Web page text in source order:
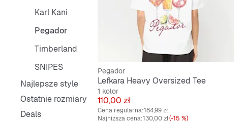
Karl Kani
Pegador
Timberland
SNIPES
Najlepsze style
Ostatnie rozmiary
Deals
Pegador
Lefkara Heavy Oversized Tee
1 kolor
Cena
110,00 zł
Cena regularna:184,99 zł
Najniższa cena:130,00 zł(-15 %)